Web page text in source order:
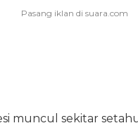
muncul sekitar